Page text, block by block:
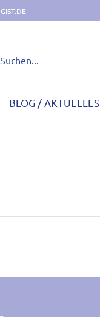
BLOG / AKTUELLES